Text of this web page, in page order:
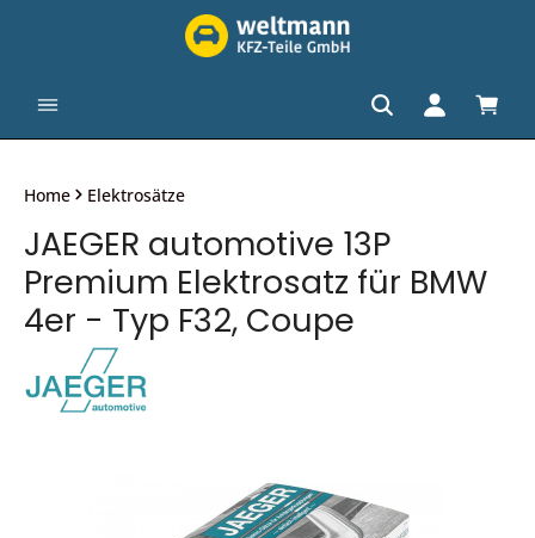
Home Elektrosätze
JAEGER automotive 13P
Premium Elektrosatz für BMW
4er - Typ F32, Coupe